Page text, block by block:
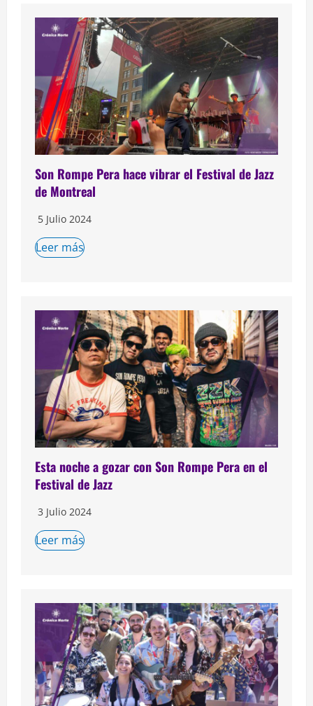
Son Rompe Pera hace vibrar el Festival de Jazz
de Montreal
5 Julio 2024
Leer más
Esta noche a gozar con Son Rompe Pera en el
Festival de Jazz
3 Julio 2024
Leer más